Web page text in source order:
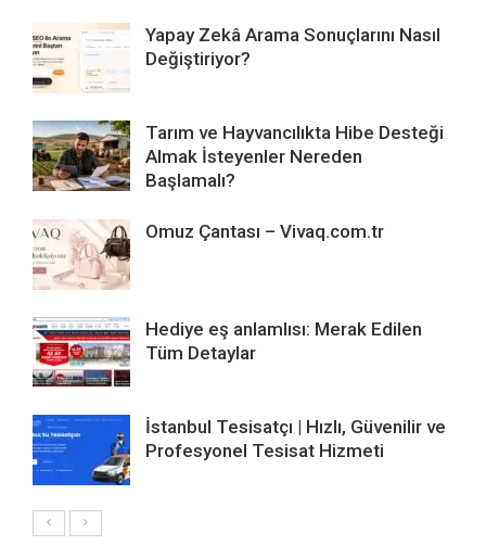
Yapay Zekâ Arama Sonuçlarını Nasıl
Değiştiriyor?
Tarım ve Hayvancılıkta Hibe Desteği
Almak İsteyenler Nereden
Başlamalı?
Omuz Çantası – Vivaq.com.tr
Hediye eş anlamlısı: Merak Edilen
Tüm Detaylar
İstanbul Tesisatçı | Hızlı, Güvenilir ve
Profesyonel Tesisat Hizmeti